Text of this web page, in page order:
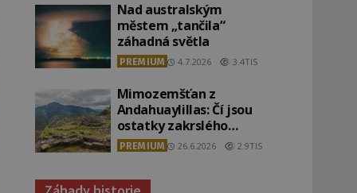
Nad australským
městem „tančila“
záhadná světla
PREMIUM 4.7.2026 3.4TIS
Mimozemšťan z
Andahuaylillas: Čí jsou
ostatky zakrslého
stvoření s ohromnou
lebkou?
PREMIUM 26.6.2026 2.9TIS